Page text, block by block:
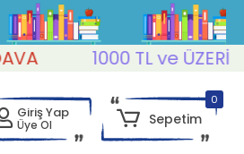
1000 TL ve ÜZERİ
Giriş Yap
Üye Ol
0
Sepetim